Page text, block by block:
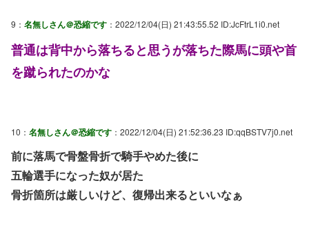
9： 名無しさん＠恐縮です ：2022/12/04(日) 21:43:55.52 ID:JcFtrL1i0.net
普通は背中から落ちると思うが落ちた際馬に頭や首
を蹴られたのかな
10： 名無しさん＠恐縮です ：2022/12/04(日) 21:52:36.23 ID:qqBSTV7j0.net
前に落馬で骨盤骨折で騎手やめた後に
五輪選手になった奴が居た
骨折箇所は厳しいけど、復帰出来るといいなぁ